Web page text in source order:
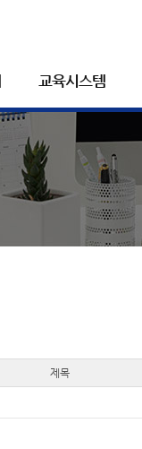
교육시스템
제목